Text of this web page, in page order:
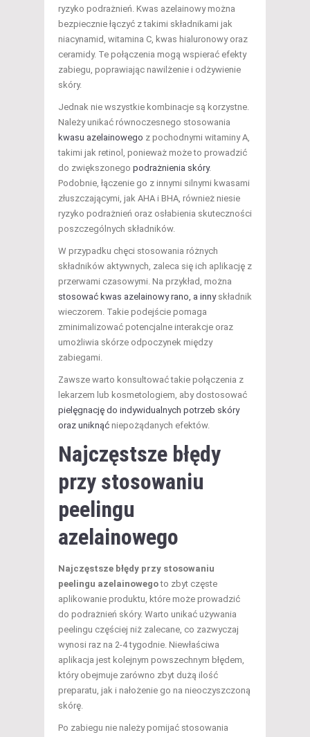
ryzyko podrażnień. Kwas azelainowy można
bezpiecznie łączyć z takimi składnikami jak
niacynamid, witamina C, kwas hialuronowy oraz
ceramidy. Te połączenia mogą wspierać efekty
zabiegu, poprawiając nawilżenie i odżywienie
skóry.
Jednak nie wszystkie kombinacje są korzystne.
Należy unikać równoczesnego stosowania
kwasu azelainowego z pochodnymi witaminy A,
takimi jak retinol, ponieważ może to prowadzić
do zwiększonego podrażnienia skóry.
Podobnie, łączenie go z innymi silnymi kwasami
złuszczającymi, jak AHA i BHA, również niesie
ryzyko podrażnień oraz osłabienia skuteczności
poszczególnych składników.
W przypadku chęci stosowania różnych
składników aktywnych, zaleca się ich aplikację z
przerwami czasowymi. Na przykład, można
stosować kwas azelainowy rano, a innyskładnik
wieczorem. Takie podejście pomaga
zminimalizować potencjalne interakcje oraz
umożliwia skórze odpoczynek między
zabiegami.
Zawsze warto konsultować takie połączenia z
lekarzem lub kosmetologiem, aby dostosować
pielęgnację do indywidualnych potrzeb skóry
oraz uniknąć niepożądanych efektów.
Najczęstsze błędy
przy stosowaniu
peelingu
azelainowego
Najczęstsze błędy przy stosowaniu
peelingu azelainowegoto zbyt częste
aplikowanie produktu, które może prowadzić
do podrażnień skóry. Warto unikać używania
peelingu częściej niż zalecane, co zazwyczaj
wynosi raz na 2-4 tygodnie. Niewłaściwa
aplikacja jest kolejnym powszechnym błędem,
który obejmuje zarówno zbyt dużą ilość
preparatu, jak i nałożenie go na nieoczyszczoną
skórę.
Po zabiegu nie należy pomijać stosowania